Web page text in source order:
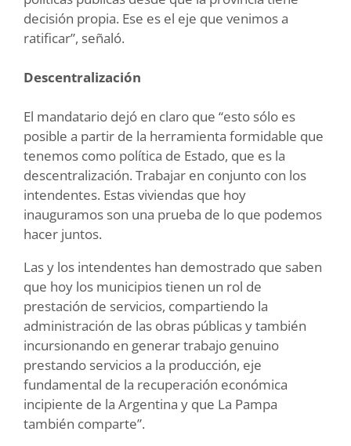
decisión propia. Ese es el eje que venimos a
ratificar”, señaló.
Descentralización
El mandatario dejó en claro que “esto sólo es
posible a partir de la herramienta formidable que
tenemos como política de Estado, que es la
descentralización. Trabajar en conjunto con los
intendentes. Estas viviendas que hoy
inauguramos son una prueba de lo que podemos
hacer juntos.
Las y los intendentes han demostrado que saben
que hoy los municipios tienen un rol de
prestación de servicios, compartiendo la
administración de las obras públicas y también
incursionando en generar trabajo genuino
prestando servicios a la producción, eje
fundamental de la recuperación económica
incipiente de la Argentina y que La Pampa
también comparte”.